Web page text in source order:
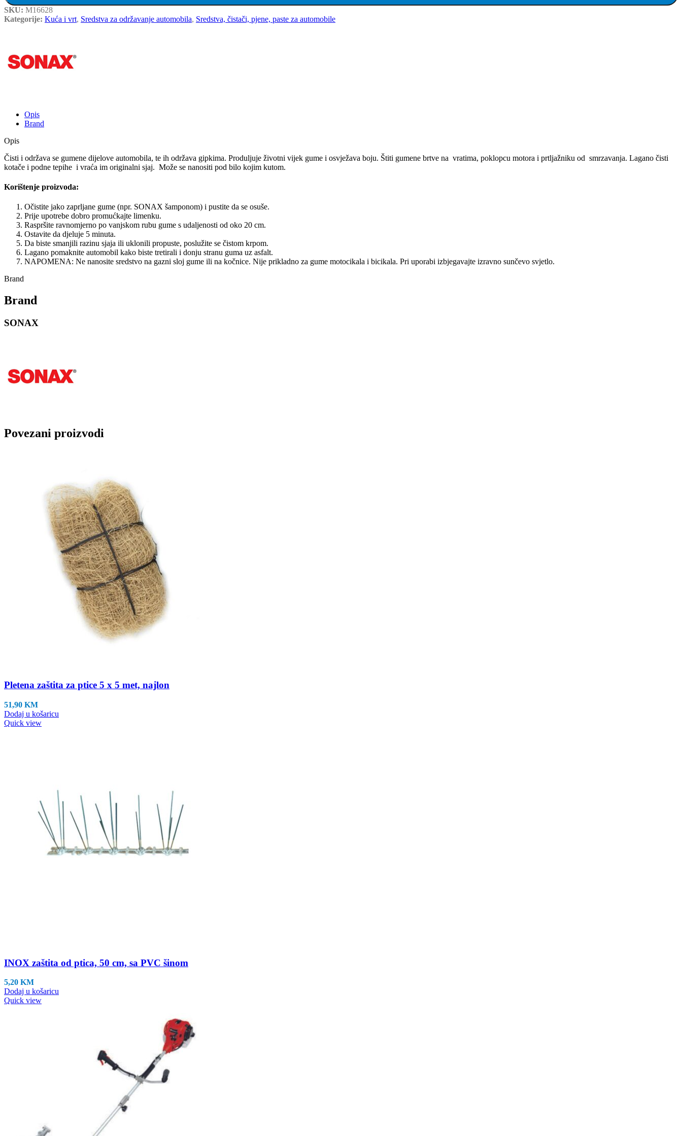
SKU: M16628
Kategorije: Kuća i vrt, Sredstva za održavanje automobila, Sredstva, čistači, pjene, paste za automobile
Opis
Brand
Opis
Čisti i održava se gumene dijelove automobila, te ih održava gipkima. Produljuje životni vijek gume i osvježava boju. Štiti gumene brtve na vratima, poklopcu motora i prtljažniku od smrzavanja. Lagano čisti
kotače i podne tepihe i vraća im originalni sjaj. Može se nanositi pod bilo kojim kutom.
Korištenje proizvoda:
Očistite jako zaprljane gume (npr. SONAX šamponom) i pustite da se osuše.
Prije upotrebe dobro promućkajte limenku.
Raspršite ravnomjerno po vanjskom rubu gume s udaljenosti od oko 20 cm.
Ostavite da djeluje 5 minuta.
Da biste smanjili razinu sjaja ili uklonili propuste, poslužite se čistom krpom.
Lagano pomaknite automobil kako biste tretirali i donju stranu guma uz asfalt.
NAPOMENA: Ne nanosite sredstvo na gazni sloj gume ili na kočnice. Nije prikladno za gume motocikala i bicikala. Pri uporabi izbjegavajte izravno sunčevo svjetlo.
Brand
Brand
SONAX
Povezani proizvodi
Pletena zaštita za ptice 5 x 5 met, najlon
51,90 KM
Dodaj u košaricu
Quick view
INOX zaštita od ptica, 50 cm, sa PVC šinom
5,20 KM
Dodaj u košaricu
Quick view